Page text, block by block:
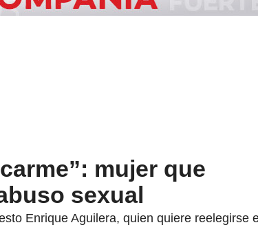
mujer que
sexual
Enrique Aguilera, quien quiere reelegirse